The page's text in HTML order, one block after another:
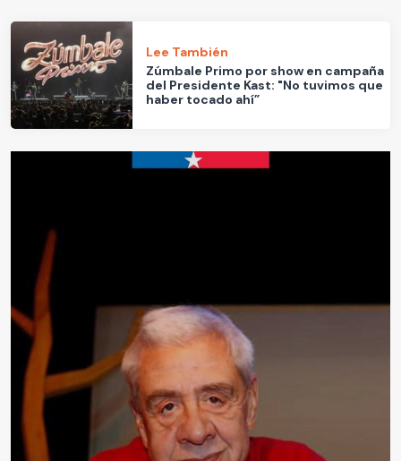
Lee También
Zúmbale Primo por show en campaña
del Presidente Kast: "No tuvimos que
haber tocado ahí”